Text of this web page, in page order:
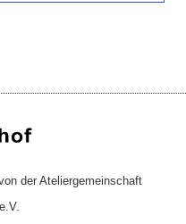
der Ateliergemeinschaft